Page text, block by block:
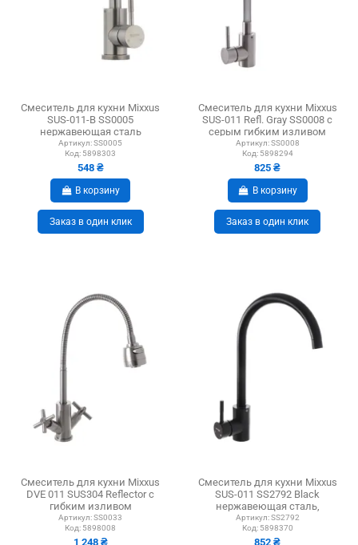
Смеситель для кухни Mixxus
SUS-011-B SS0005
нержавеющая сталь
Артикул:SS0005
Код: 5898303
548 ₴
В корзину
Заказ в один клик
Смеситель для кухни Mixxus
SUS-011 Refl. Gray SS0008 с
серым гибким изливом
Артикул:SS0008
Код: 5898294
825 ₴
В корзину
Заказ в один клик
Смеситель для кухни Mixxus
DVE 011 SUS304 Reflector с
гибким изливом
Артикул:SS0033
Код: 5898008
1 248 ₴
Смеситель для кухни Mixxus
SUS-011 SS2792 Black
нержавеющая сталь,
черный
Артикул:SS2792
Код: 5898370
852 ₴